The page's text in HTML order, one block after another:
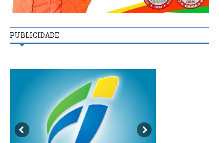
PUBLICIDADE